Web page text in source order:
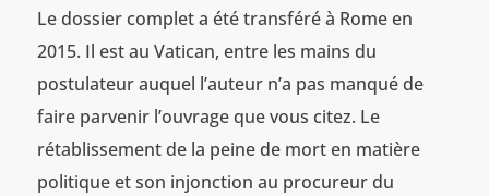
Le dossier complet a été transféré à Rome en
2015. Il est au Vatican, entre les mains du
postulateur auquel l’auteur n’a pas manqué de
faire parvenir l’ouvrage que vous citez. Le
rétablissement de la peine de mort en matière
politique et son injonction au procureur du